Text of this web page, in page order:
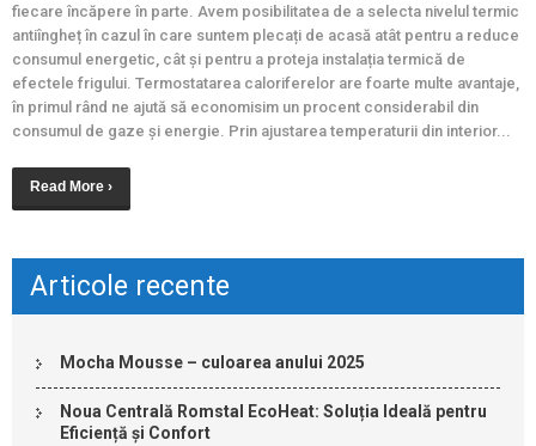
fiecare încăpere în parte. Avem posibilitatea de a selecta nivelul termic
antiîngheț în cazul în care suntem plecați de acasă atât pentru a reduce
consumul energetic, cât și pentru a proteja instalația termică de
efectele frigului. Termostatarea caloriferelor are foarte multe avantaje,
în primul rând ne ajută să economisim un procent considerabil din
consumul de gaze și energie. Prin ajustarea temperaturii din interior...
Read More ›
Articole recente
Mocha Mousse – culoarea anului 2025
Noua Centrală Romstal EcoHeat: Soluția Ideală pentru
Eficiență și Confort